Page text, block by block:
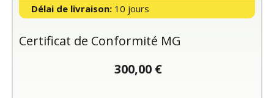
Délai de livraison: 10 jours
Certificat de Conformité MG
300,00 €